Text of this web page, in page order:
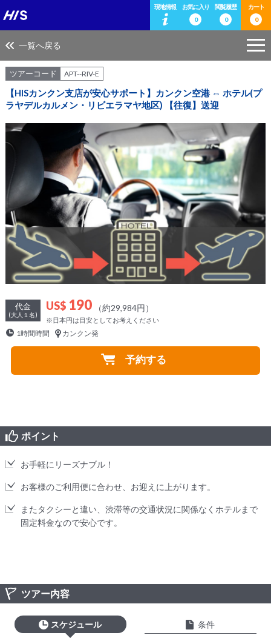
現地情報
お気に入り
0
閲覧履歴
0
カート
0
一覧へ戻る
ツアーコード APT--RIV-E
【HISカンクン支店が安心サポート】カンクン空港 ⇔ ホテル(プ
ラヤデルカルメン・リビエラマヤ地区) 【往復】送迎
代金
(大人１名)
US$ 190 （約29,984円）
※日本円は目安としてお考えください
1時間時間 カンクン発
予約する
ポイント
お手軽にリーズナブル！
お客様のご利用便に合わせ、お迎えに上がります。
またタクシーと違い、渋滞等の交通状況に関係なくホテルまで
固定料金なので安心です。
ツアー内容
スケジュール 条件